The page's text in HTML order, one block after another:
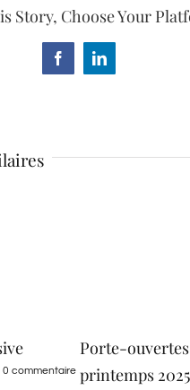
Story, Choose Your
FacebookLinkedIn
0 commentaire
Porte-ouvertes
printemps 2025